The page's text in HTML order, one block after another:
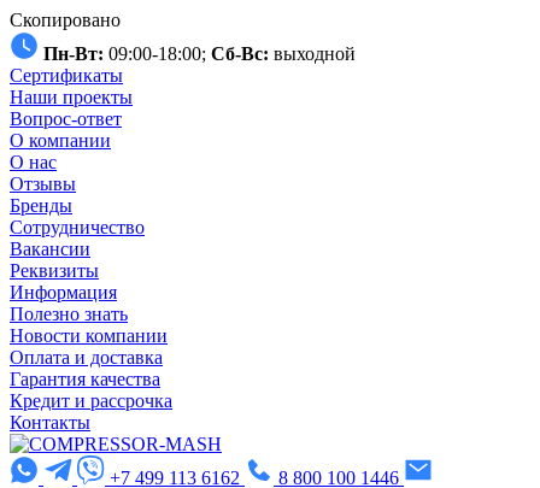
Скопировано
Пн-Вт: 09:00-18:00; Сб-Вс: выходной
Сертификаты
Наши проекты
Вопрос-ответ
О компании
О нас
Отзывы
Бренды
Сотрудничество
Вакансии
Реквизиты
Информация
Полезно знать
Новости компании
Оплата и доставка
Гарантия качества
Кредит и рассрочка
Контакты
+7 499 113 6162
8 800 100 1446